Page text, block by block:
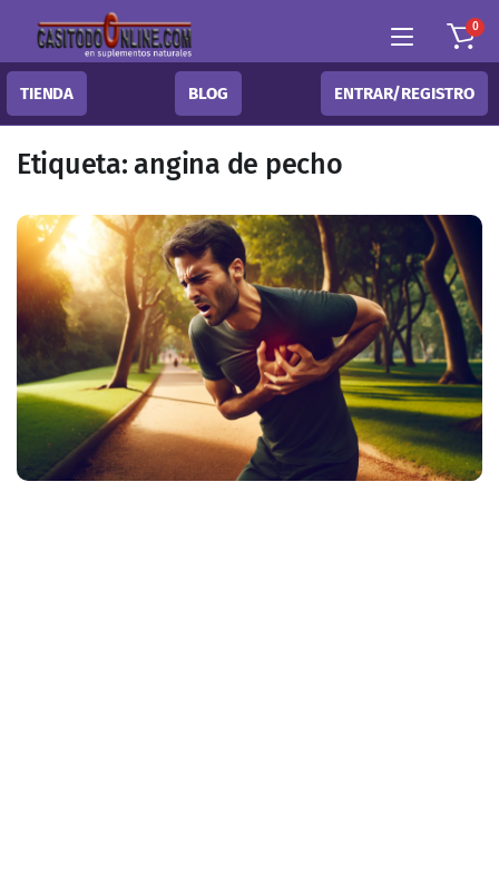
0
TIENDA BLOG ENTRAR/REGISTRO
Etiqueta: angina de pecho